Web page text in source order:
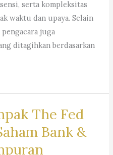
serta kompleksitas
waktu dan upaya. Selain
juga
ditagihkan berdasarkan
The Fed
Bank &